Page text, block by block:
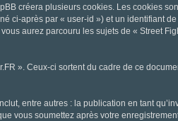
créera plusieurs cookies. Les cookies
ci-après par « user-id ») et un identifiant
aurez parcouru les sujets de « Street
». Ceux-ci sortent du cadre de ce
entre autres : la publication en tant
vous soumettez après votre